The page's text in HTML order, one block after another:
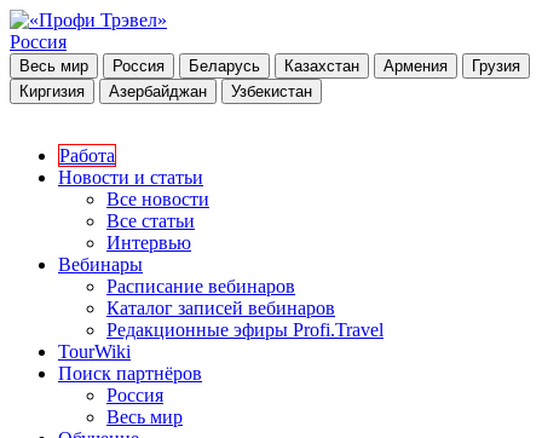
Россия
Весь мир Россия Беларусь Казахстан Армения
Грузия
Киргизия
Азербайджан Узбекистан
Работа
Новости и статьи
Все новости
Все статьи
Интервью
Вебинары
Расписание вебинаров
Каталог записей вебинаров
Редакционные эфиры Profi.Travel
TourWiki
Поиск партнёров
Россия
Весь мир